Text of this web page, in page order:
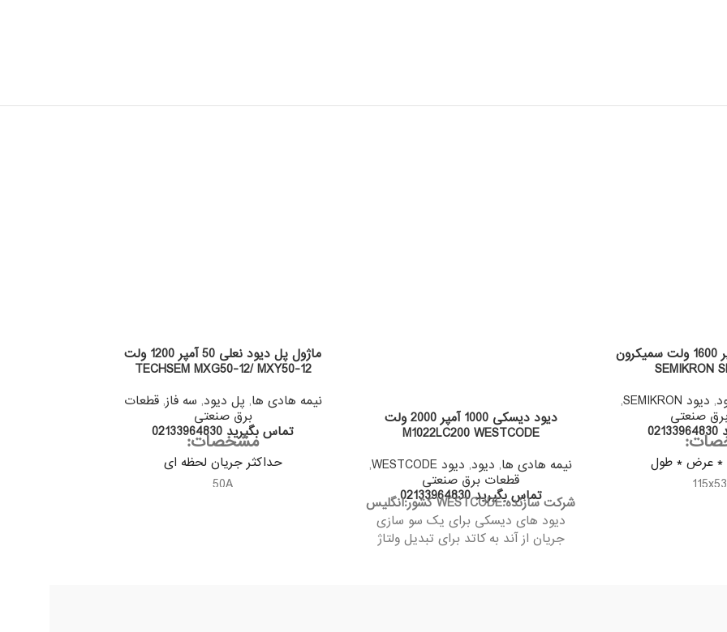
دوبل دیود 260 آمپر 1600 ولت سمیکرون
SEMIKRON
, دیود SEMIKRON ,
صنعتی دیود دیسکی 1000 آمپر 2000 ولت
M1022LC200 WESTCODE
نیمه هادی ها, دیود, دیود WESTCODE ,
قطعات برق صنعتی
تماس بگیرید 02133964830
شرکت سازنده:WESTCODE
کشور:انگلیس
دیود های دیسکی برای یک سو سازی
جریان از آند به کاتد برای تبدیل ولتاژ
ماژول پل دیود نعلی 50 آمپر 1200 ولت
TECHSEM MXG50-12/ MXY50-12
نیمه هادی ها, پل دیود, سه فاز,قطعات
برق صنعتی
تماس بگیرید 02133964830مشخصات:
حداکثر جریان لحظه ای
50A